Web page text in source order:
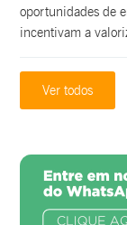
oportunidades de
incentivam a
Ver todos